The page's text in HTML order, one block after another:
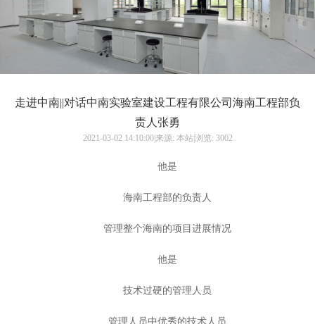
走进中南||对话中南实验室建设工程有限公司海南工程部负
责人张勇
2021-03-02 14:10:00|来源: 本站|浏览: 3002
他是
海南工程部的负责人
管理整个海南的项目进展情况
他是
技术过硬的管理人员
管理人员中优秀的技术人员